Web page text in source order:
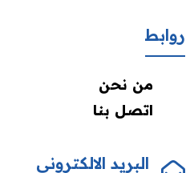
روابط
من نحن
اتصل بنا
البريد الالكتروني